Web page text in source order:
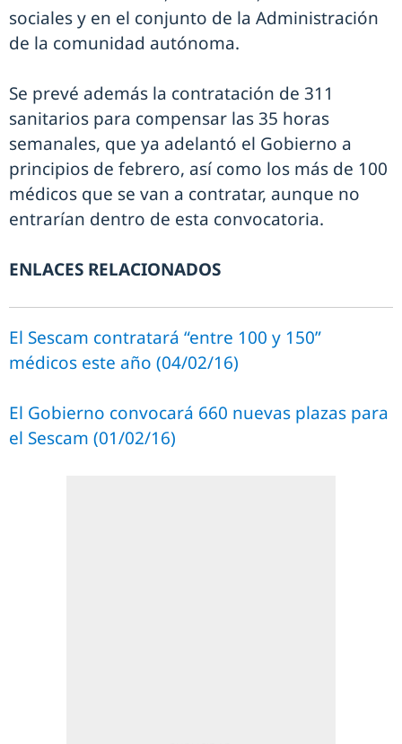
sociales y en el conjunto de la Administración
de la comunidad autónoma.
Se prevé además la contratación de 311
sanitarios para compensar las 35 horas
semanales, que ya adelantó el Gobierno a
principios de febrero, así como los más de 100
médicos que se van a contratar, aunque no
entrarían dentro de esta convocatoria.
ENLACES RELACIONADOS
El Sescam contratará “entre 100 y 150”
médicos este año (04/02/16)
El Gobierno convocará 660 nuevas plazas para
el Sescam (01/02/16)